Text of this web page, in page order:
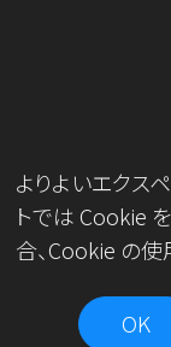
よりよいエクス
トでは Cookie
合、Cookie の使
OK